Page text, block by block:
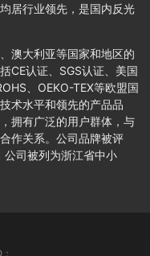
居行业领先，是国内反光
澳大利亚等国家和地区的
CE认证、SGS认证、美国
、OEKO-TEX等欧盟国
术水平和领先的产品品
拥有广泛的用户群体，与
作关系。公司品牌被评
公司被列为浙江省中小